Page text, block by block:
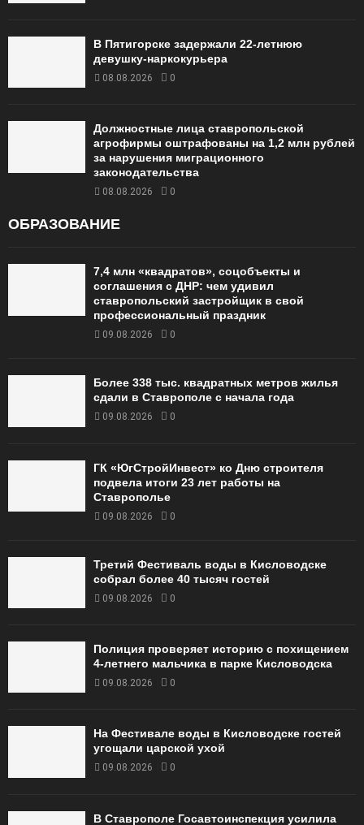
В Пятигорске задержали 22-летнюю
девушку-наркокурьера
08.08.2026 0
Должностные лица ставропольской
агрофирмы оштрафованы на 1,2 млн рублей
за нарушения миграционного
законодательства
08.08.2026 0
ОБРАЗОВАНИЕ
7,4 млн «квадратов», соцобъекты и
соглашения с ДНР: чем удивил
ставропольский застройщик в свой
профессиональный праздник
09.08.2026 0
Более 338 тыс. квадратных метров жилья
сдали в Ставрополе с начала года
09.08.2026 0
ГК «ЮгСтройИнвест» ко Дню строителя
подвела итоги 23 лет работы на
Ставрополье
09.08.2026 0
Третий Фестиваль воды в Кисловодске
собрал более 40 тысяч гостей
09.08.2026 0
Полиция проверяет историю с похищением
4-летнего мальчика в парке Кисловодска
09.08.2026 0
На Фестивале воды в Кисловодске гостей
угощали царской ухой
09.08.2026 0
В Ставрополе Госавтоинспекция усилила